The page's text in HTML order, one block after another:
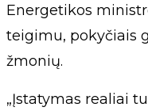
Energetikos
teigimu, pokyčiais
žmonių.
„Įstatymas realiai